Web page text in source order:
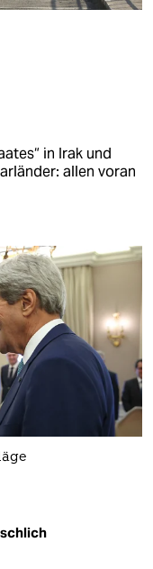
in Irak und
allen voran